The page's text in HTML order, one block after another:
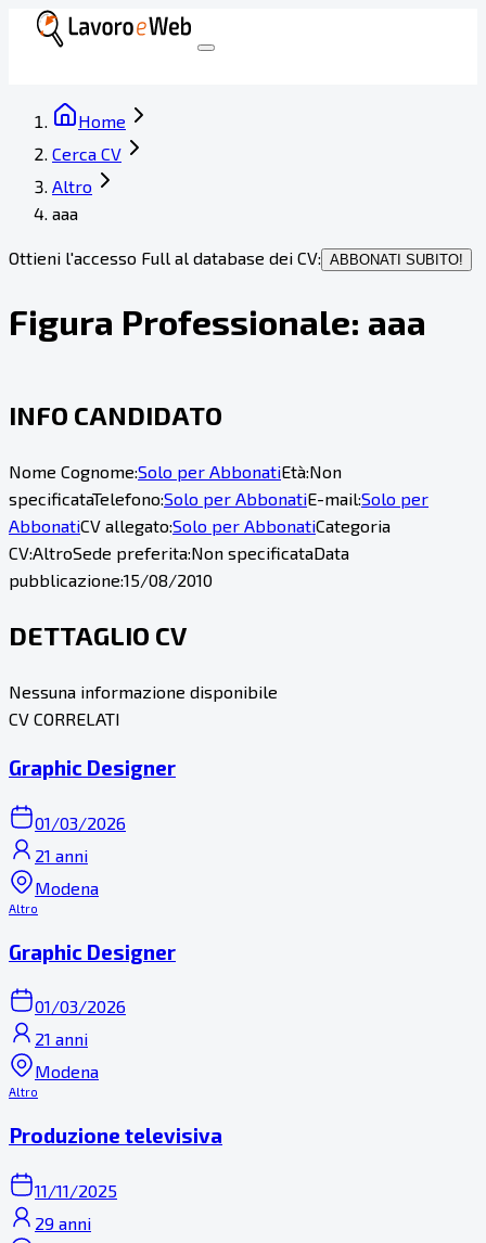
Home
Cerca CV
Altro
aaa
Ottieni l'accesso Full al database dei CV: ABBONATI SUBITO!
Figura Professionale: aaa
INFO CANDIDATO
Nome Cognome:Solo per AbbonatiEtà:Non
specificataTelefono:Solo per AbbonatiE-mail:Solo per
AbbonatiCV allegato:Solo per AbbonatiCategoria
CV:AltroSede preferita:Non specificataData
pubblicazione:15/08/2010
DETTAGLIO CV
Nessuna informazione disponibile
CV CORRELATI
Graphic Designer
01/03/2026
21 anni
Modena
Altro
Graphic Designer
01/03/2026
21 anni
Modena
Altro
Produzione televisiva
11/11/2025
29 anni